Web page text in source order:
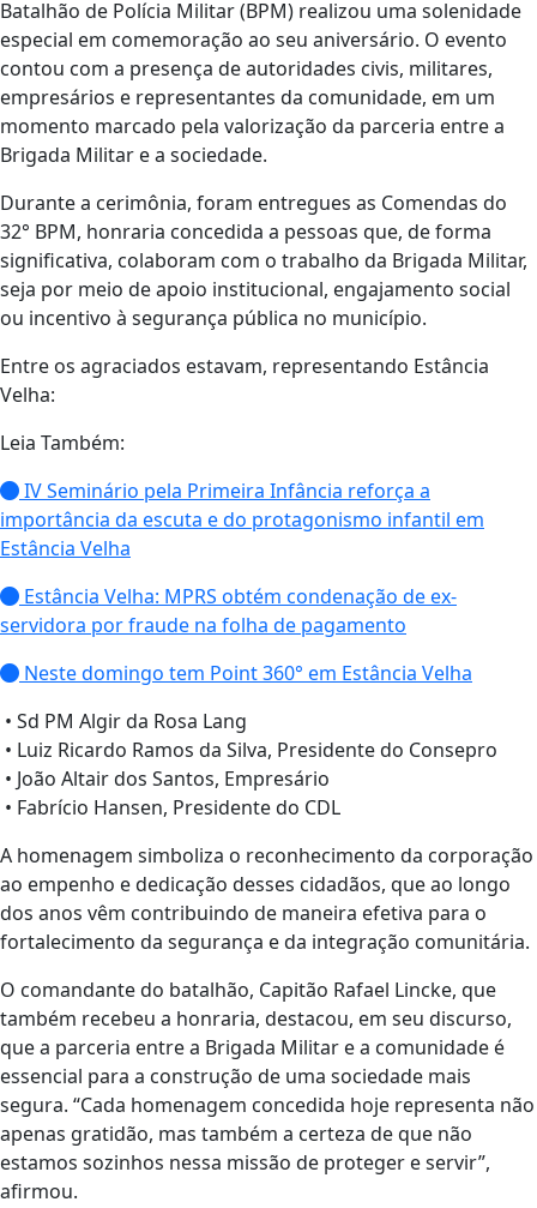
Batalhão de Polícia Militar (BPM) realizou uma solenidade
especial em comemoração ao seu aniversário. O evento
contou com a presença de autoridades civis, militares,
empresários e representantes da comunidade, em um
momento marcado pela valorização da parceria entre a
Brigada Militar e a sociedade.
Durante a cerimônia, foram entregues as Comendas do
32° BPM, honraria concedida a pessoas que, de forma
significativa, colaboram com o trabalho da Brigada Militar,
seja por meio de apoio institucional, engajamento social
ou incentivo à segurança pública no município.
Entre os agraciados estavam, representando Estância
Velha:
Leia Também:
IV Seminário pela Primeira Infância reforça a
importância da escuta e do protagonismo infantil em
Estância Velha
Estância Velha: MPRS obtém condenação de ex-
servidora por fraude na folha de pagamento
Neste domingo tem Point 360° em Estância Velha
• Sd PM Algir da Rosa Lang
• Luiz Ricardo Ramos da Silva, Presidente do Consepro
• João Altair dos Santos, Empresário
• Fabrício Hansen, Presidente do CDL
A homenagem simboliza o reconhecimento da corporação
ao empenho e dedicação desses cidadãos, que ao longo
dos anos vêm contribuindo de maneira efetiva para o
fortalecimento da segurança e da integração comunitária.
O comandante do batalhão, Capitão Rafael Lincke, que
também recebeu a honraria, destacou, em seu discurso,
que a parceria entre a Brigada Militar e a comunidade é
essencial para a construção de uma sociedade mais
segura. “Cada homenagem concedida hoje representa não
apenas gratidão, mas também a certeza de que não
estamos sozinhos nessa missão de proteger e servir”,
afirmou.